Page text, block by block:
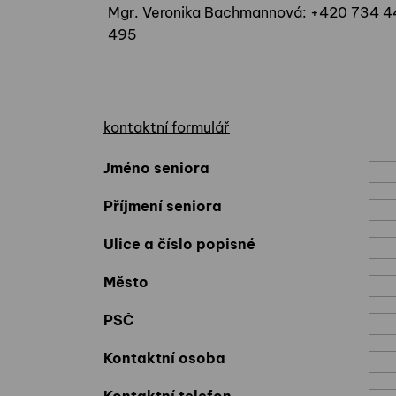
Mgr. Veronika Bachmannová: +420 734
495
kontaktní formulář
Jméno seniora
Příjmení seniora
Ulice a číslo popisné
Město
PSČ
Kontaktní osoba